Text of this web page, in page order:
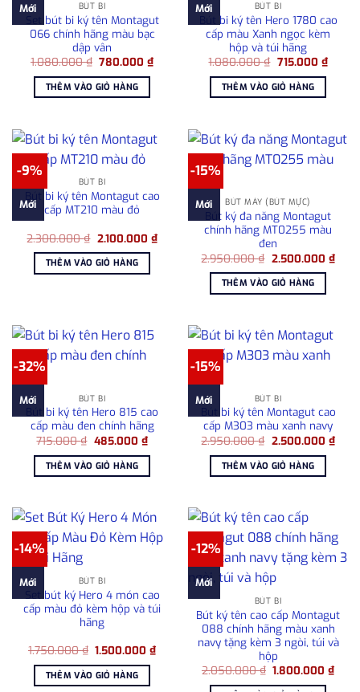
Mới BÚT BI
Set bút bi ký tên Montagut
066 chính hãng màu bạc
dập vân
1.080.000₫ Giá
là:
1.080.000 ₫.
780.000₫Giá
hiện
THÊM VÀO GIỎ HÀNG
Mới BÚT BI
Bút bi ký tên Hero 1780 cao
cấp màu Xanh ngọc kèm
hộp và túi hãng
1.080.000₫ Giá
là:
1.080.000 ₫.
715.000 ₫Giá
hiện
THÊM VÀO GIỎ HÀNG
-9%
Mới
BÚT BI
Bút bi ký tên Montagut cao
cấp MT210 màu đỏ
2.300.000₫ Giá
là:
2.300.000 ₫.
2.100.000 ₫Giá
hiện
THÊM VÀO GIỎ HÀNG
-15%
Mới BÚT MÁY (BÚT MỰC)
Bút ký đa năng Montagut
chính hãng MT0255 màu
đen
2.950.000₫ Giá
là:
2.950.000 ₫.
2.500.000 ₫Giá
hiện
THÊM VÀO GIỎ HÀNG
-32%
Mới BÚT BI
Bút bi ký tên Hero 815 cao
cấp màu đen chính hãng
715.000₫ Giá
là:
715.000 ₫.
485.000 ₫Giá
hiện
tại
485.000 ₫.
THÊM VÀO GIỎ HÀNG
-15%
Mới BÚT BI
Bút bi ký tên Montagut cao
cấp M303 màu xanh navy
2.950.000₫ Giá
là:
2.950.000 ₫.
2.500.000 ₫Giá
hiện
THÊM VÀO GIỎ HÀNG
-14%
Mới BÚT BI
Set bút ký Hero 4 món cao
cấp màu đỏ kèm hộp và túi
hãng
1.750.000₫ Giá
là:
1.750.000 ₫.
1.500.000₫Giá
hiện
THÊM VÀO GIỎ HÀNG
-12%
Mới
BÚT BI
Bút ký tên cao cấp Montagut
088 chính hãng màu xanh
navy tặng kèm 3 ngòi, túi và
hộp
2.050.000₫ Giá
1.800.000₫Giá
hiện